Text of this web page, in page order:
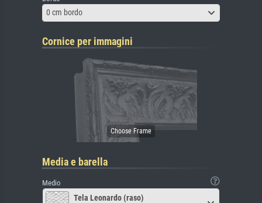
0 cm bordo
Cornice per immagini
Media e barella
Medio
Tela Leonardo (raso)